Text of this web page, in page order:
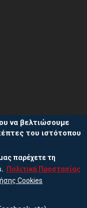
μας και τις εκδηλώσεις
να βελτιώσουμε
του ιστότοπου
παρέχετε τη
Πολιτική Προστασίας
Cookies